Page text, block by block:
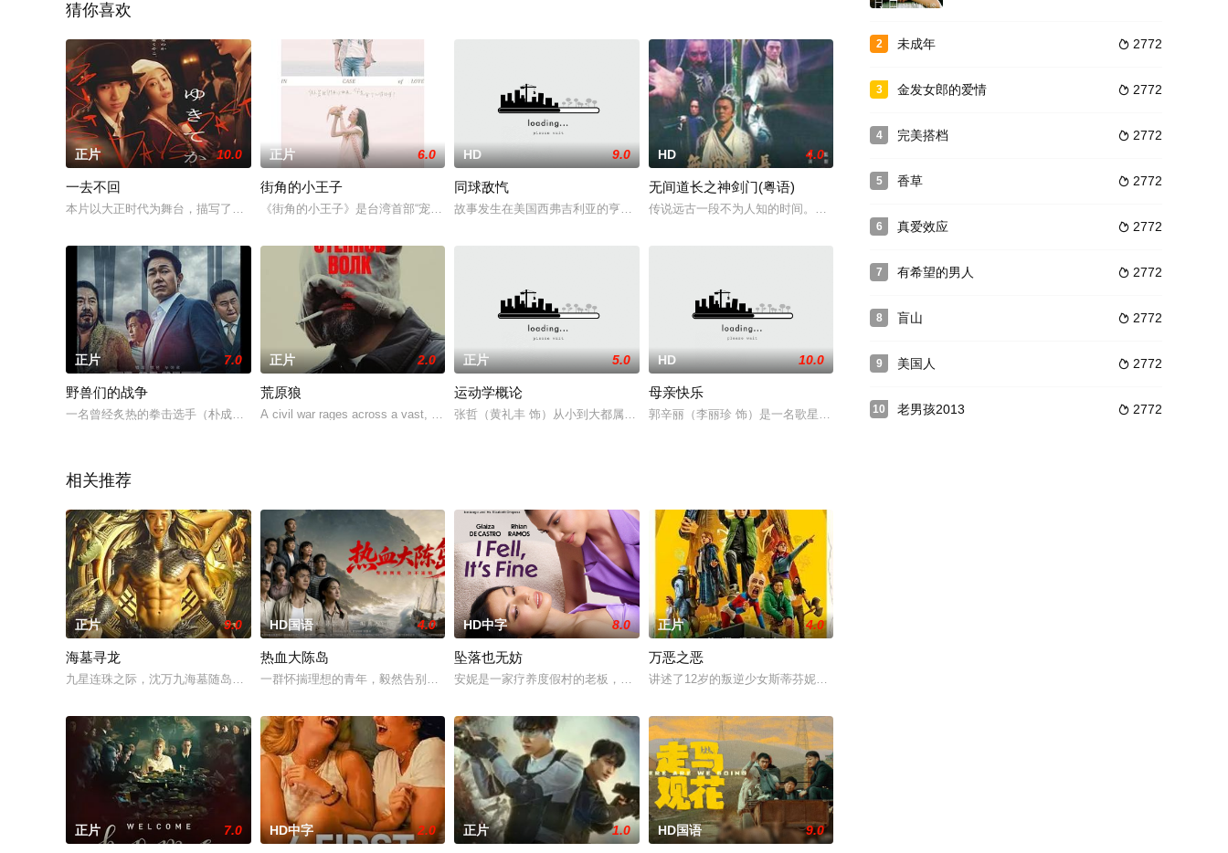
猜你喜欢
正片 10.0
一去不回
本片以大正时代为舞台，描写了真实存在的女演员长谷川泰子（广濑铃 饰）、诗人中原中也（木户大圣 饰）、评论
正片 6.0
街角的小王子
《街角的小王子》是台湾首部“宠物愈疗系电影”。片中最重要角色，穿针引线的猫主角“小王子”事实上是由七只小
HD 9.0
同球敌忾
故事发生在美国西弗吉利亚的亨廷顿小镇上，那里有一支令全镇人民骄傲不已，同时也在全美国大学校队中位处顶尖的
HD 4.0
无间道长之神剑门(粤语)
传说远古一段不为人知的时间。无间道长风烛残年，但为镇魔伏妖长年累月驻守青峰山，守住魔洞出口。十年
正片 7.0
野兽们的战争
一名曾经炙热的拳击选手（朴成雄饰），在比赛过程中导致对方死亡，在监狱服刑后想要诚实生活；而他的一位朋友（
正片 2.0
荒原狼
A civil war rages across a vast, seemingly unpopulat
正片 5.0
运动学概论
张哲（黄礼丰 饰）从小到大都属于那种“别人家的孩子”，拥有超高智商的他在数学上充满了天赋，成绩总是名列前
HD 10.0
母亲快乐
郭辛丽（李丽珍 饰）是一名歌星，拥有很多忠实的粉丝，星途一片光明，然而，她遇见了名为徐文龙的男人，
相关推荐
正片 9.0
海墓寻龙
九星连珠之际，沈万九海墓随岛浮现，引发各方势力觊觎。江湖侠盗天涯为查救灾粮掺假一事夜探粮仓，却遭人设计，
HD国语 4.0
热血大陈岛
一群怀揣理想的青年，毅然告别亲人、远离故土，登上了荒芜破败的大陈岛。在极端艰苦的环境中，以“有一百个困难
HD中字 8.0
坠落也无妨
安妮是一家疗养度假村的老板，向来对人处处设防。当她遇见那位名叫奇克斯的脱俗女子后，原本被牢牢掌控的生活，
正片 4.0
万恶之恶
讲述了12岁的叛逆少女斯蒂芬妮的故事。她梦想像已故的母亲一样成为一名超级英雄，但却未能通过英雄学校
正片 7.0 HD中字 2.0 正片 1.0 HD国语 9.0
2  2772
未成年
3  2772
金发女郎的爱情
4  2772
完美搭档
5  2772
香草
6  2772
真爱效应
7  2772
有希望的男人
8  2772
盲山
9  2772
美国人
10  2772
老男孩2013